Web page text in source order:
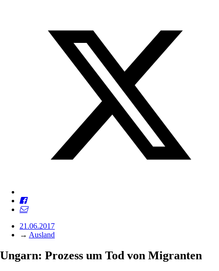
21.06.2017
→ Ausland
Ungarn: Prozess um Tod von Migranten